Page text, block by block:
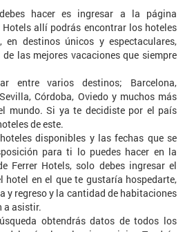
hacer es ingresar a la página
allí podrás encontrar los hoteles
en destinos únicos y espectaculares,
las mejores vacaciones que siempre
entre varios destinos; Barcelona,
Córdoba, Oviedo y muchos más
mundo. Si ya te decidiste por el país
de este.
disponibles y las fechas que se
para ti lo puedes hacer en la
Ferrer Hotels, solo debes ingresar el
hotel en el que te gustaría hospedarte,
y regreso y la cantidad de habitaciones
a asistir.
obtendrás datos de todos los